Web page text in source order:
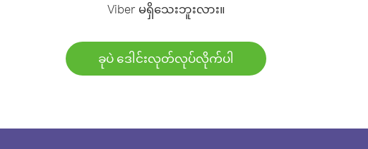
Viber မရှိသေးဘူးလား။
ခုပဲ ဒေါင်းလုတ်လုပ်လိုက်ပါ